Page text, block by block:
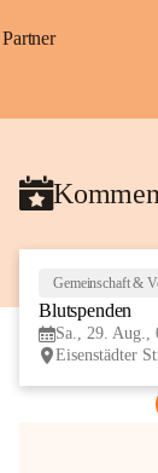
Partner
Gemeinschaft &
Blutspenden
Sa., 29. Aug.,